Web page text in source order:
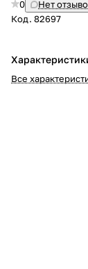
0
Нет
Код. 82697
Все
%